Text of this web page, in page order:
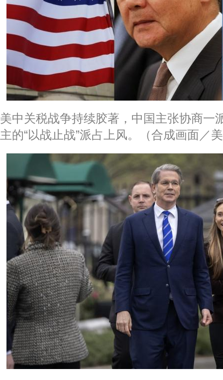
美中关税战争持续胶著，中国主张协商一
主的“以战止战”派占上风。（合成画面／